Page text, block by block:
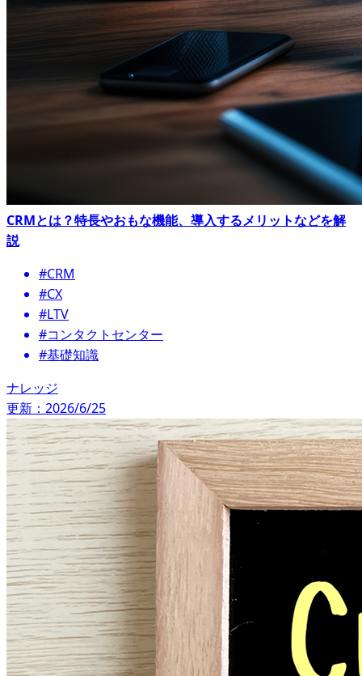
CRMとは？特長やおもな機能、導入するメリットなどを解
説
#CRM
#CX
#LTV
#コンタクトセンター
#基礎知識
ナレッジ
更新：2026/6/25